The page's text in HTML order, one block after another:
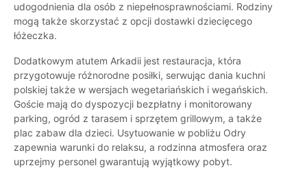
udogodnienia dla osób z niepełnosprawnościami. Rodziny
mogą także skorzystać z opcji dostawki dziecięcego
łóżeczka.
Dodatkowym atutem Arkadii jest restauracja, która
przygotowuje różnorodne posiłki, serwując dania kuchni
polskiej także w wersjach wegetariańskich i wegańskich.
Goście mają do dyspozycji bezpłatny i monitorowany
parking, ogród z tarasem i sprzętem grillowym, a także
plac zabaw dla dzieci. Usytuowanie w pobliżu Odry
zapewnia warunki do relaksu, a rodzinna atmosfera oraz
uprzejmy personel gwarantują wyjątkowy pobyt.